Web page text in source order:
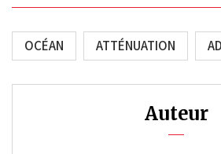
OCÉAN ATTÉNUATION
Auteur